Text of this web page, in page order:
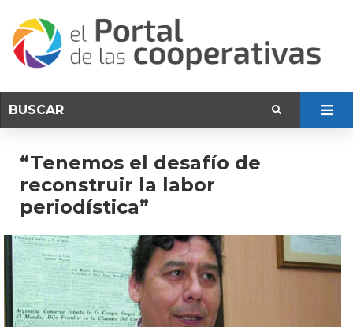
“Tenemos el desafío de
reconstruir la labor
periodística”